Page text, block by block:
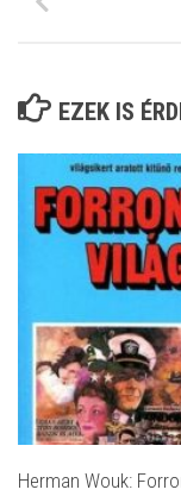
EZEK IS
Herman Wouk: